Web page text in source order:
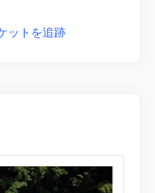
ットを追跡